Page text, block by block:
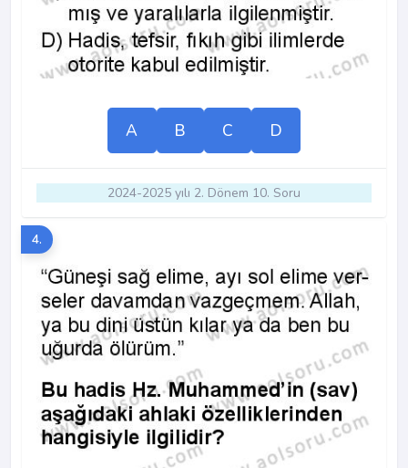
A B C D
2024-2025 yılı 2. Dönem 10. Soru
4.